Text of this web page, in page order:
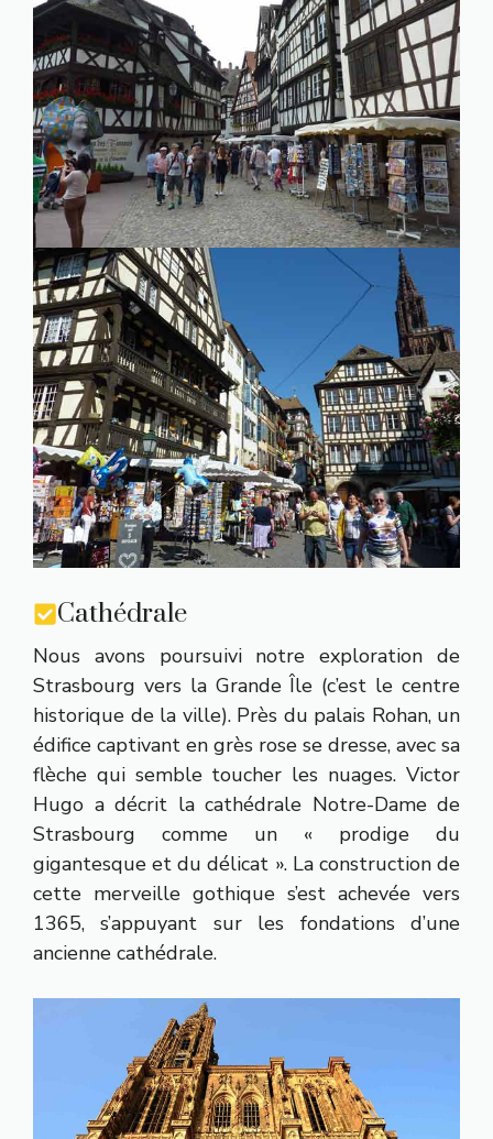
Cathédrale
Nous avons poursuivi notre exploration de
Strasbourg vers la Grande Île (c’est le centre
historique de la ville). Près du palais Rohan, un
édifice captivant en grès rose se dresse, avec sa
flèche qui semble toucher les nuages. Victor
Hugo a décrit la cathédrale Notre-Dame de
Strasbourg comme un « prodige du
gigantesque et du délicat ». La construction de
cette merveille gothique s’est achevée vers
1365, s’appuyant sur les fondations d’une
ancienne cathédrale.